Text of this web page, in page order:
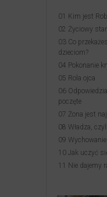
01 Kim jest
02 Życiowy
03 Co
dzieciom?
04 Pokonanie
05 Rola ojca
06
poczęte
07 Żona jest
08 Władza,
09 Wychowanie
10 Jak uczyć
11 Nie dajemy